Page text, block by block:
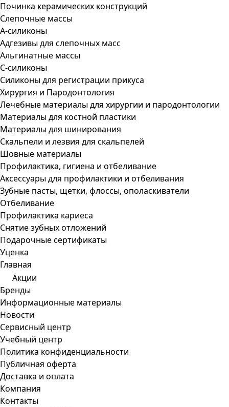
Починка керамических конструкций
Слепочные массы
А-силиконы
Адгезивы для слепочных масс
Альгинатные массы
С-силиконы
Силиконы для регистрации прикуса
Хирургия и Пародонтология
Лечебные материалы для хирургии и пародонтологии
Материалы для костной пластики
Материалы для шинирования
Скальпели и лезвия для скальпелей
Шовные материалы
Профилактика, гигиена и отбеливание
Аксессуары для профилактики и отбеливания
Зубные пасты, щетки, флоссы, ополаскиватели
Отбеливание
Профилактика кариеса
Снятие зубных отложений
Подарочные сертификаты
Уценка
Главная
Акции
Бренды
Информационные материалы
Новости
Сервисный центр
Учебный центр
Политика конфиденциальности
Публичная оферта
Доставка и оплата
Компания
Контакты